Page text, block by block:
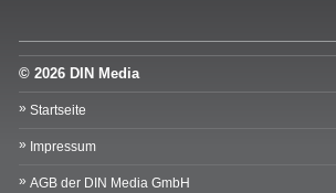
© 2026 DIN Media
Startseite
Impressum
AGB der DIN Media GmbH